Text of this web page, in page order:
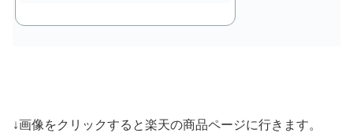
↓画像をクリックすると楽天の商品ページに行きます。